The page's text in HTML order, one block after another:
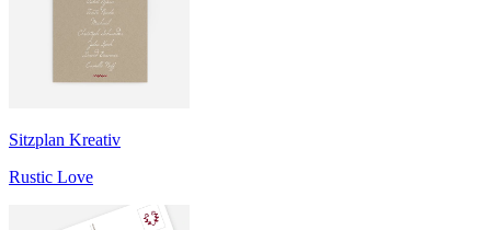
Sitzplan Kreativ
Rustic Love